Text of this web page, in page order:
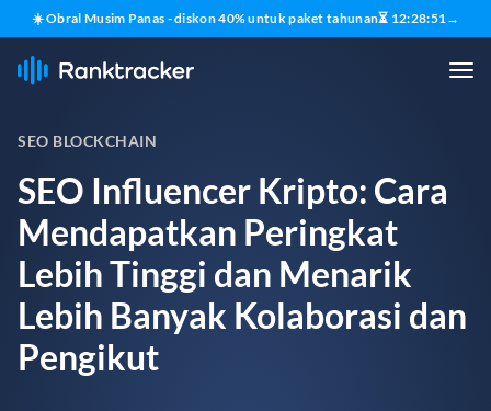
☀️ Obral Musim Panas - diskon 40% untuk paket tahunan⏳ 12:28:50→
SEO BLOCKCHAIN
SEO Influencer Kripto: Cara
Mendapatkan Peringkat
Lebih Tinggi dan Menarik
Lebih Banyak Kolaborasi dan
Pengikut